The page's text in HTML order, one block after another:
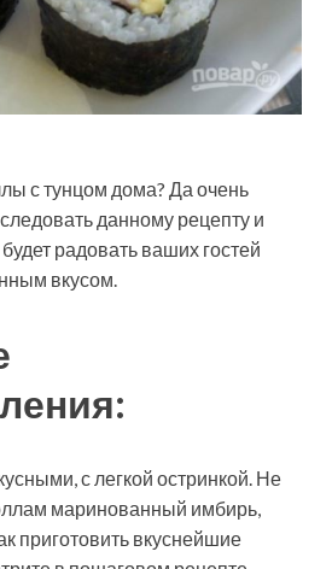
с тунцом дома? Да очень
данному рецепту и
радовать ваших гостей
вкусом.
с легкой остринкой. Не
маринованный имбирь,
приготовить вкуснейшие